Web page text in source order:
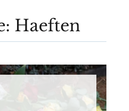
Haeften